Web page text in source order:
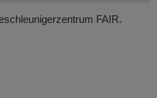
FAIR.